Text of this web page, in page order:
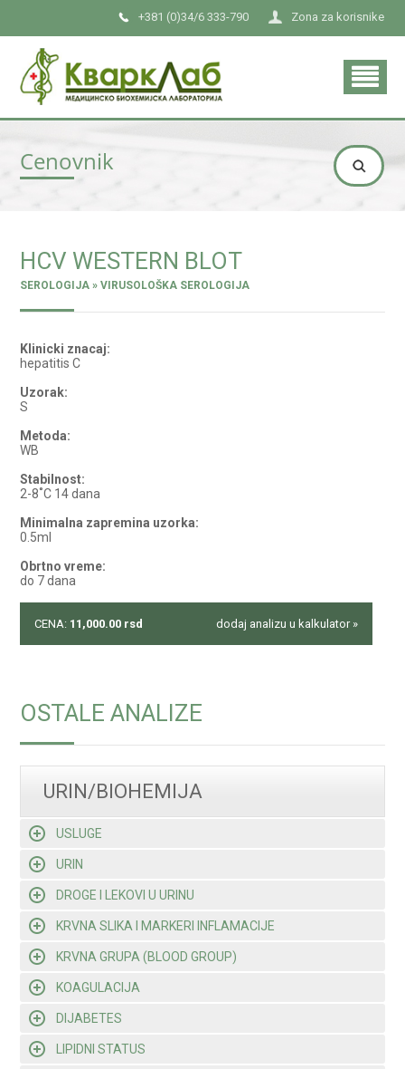
Zona za korisnike
+381 (0)34/6 333-790
Cenovnik
HCV WESTERN BLOT
SEROLOGIJA » VIRUSOLOŠKA SEROLOGIJA
Klinicki znacaj:
hepatitis C
Uzorak:
S
Metoda:
WB
Stabilnost:
2-8˚C 14 dana
Minimalna zapremina uzorka:
0.5ml
Obrtno vreme:
do 7 dana
CENA: 11,000.00 rsd dodaj analizu u kalkulator »
OSTALE ANALIZE
URIN/BIOHEMIJA
USLUGE
URIN
DROGE I LEKOVI U URINU
KRVNA SLIKA I MARKERI INFLAMACIJE
KRVNA GRUPA (BLOOD GROUP)
KOAGULACIJA
DIJABETES
LIPIDNI STATUS